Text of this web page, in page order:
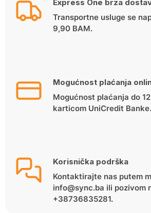
Express One brza
Transportne usluge se
9,90 BAM.
Mogućnost plaćanja
Mogućnost plaćanja do
karticom UniCredit Banke.
Korisnička podrška
Kontaktirajte nas putem
info@sync.ba ili pozivom
+38736835281.